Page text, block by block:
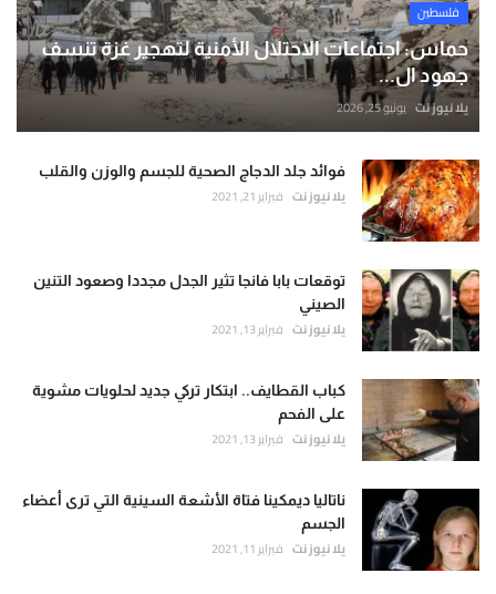
فلسطين
حماس: اجتماعات الاحتلال الأمنية لتهجير غزة تنسف
جهود ال...
يلا نيوز نت يونيو 25, 2026
فوائد جلد الدجاج الصحية للجسم والوزن والقلب
يلا نيوز نت فبراير 21, 2021
توقعات بابا فانجا تثير الجدل مجددا وصعود التنين
الصيني
يلا نيوز نت فبراير 13, 2021
كباب القطايف.. ابتكار تركي جديد لحلويات مشوية
على الفحم
يلا نيوز نت فبراير 13, 2021
ناتاليا ديمكينا فتاة الأشعة السينية التي ترى أعضاء
الجسم
يلا نيوز نت فبراير 11, 2021